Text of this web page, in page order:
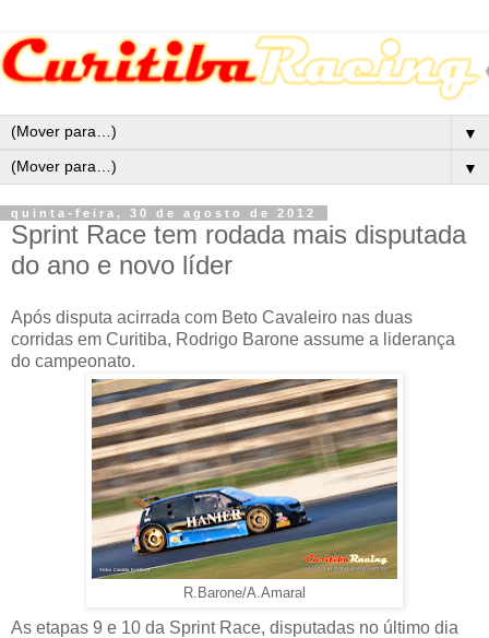
▼
▼
quinta-feira, 30 de agosto de 2012
Sprint Race tem rodada mais disputada
do ano e novo líder
Após disputa acirrada com Beto Cavaleiro nas duas
corridas em Curitiba, Rodrigo Barone assume a liderança
do campeonato.
R.Barone/A.Amaral
As etapas 9 e 10 da Sprint Race, disputadas no último dia